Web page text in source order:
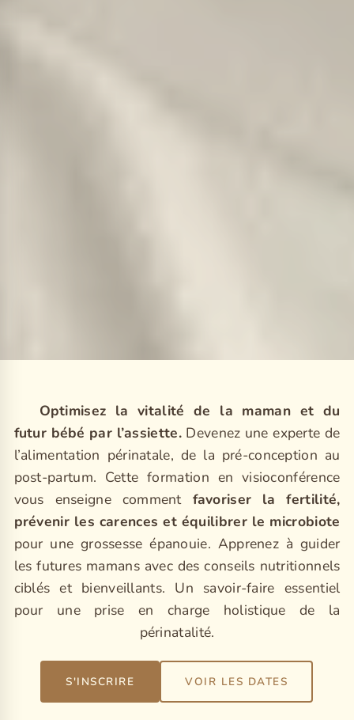
Optimisez la vitalité de la maman et du
futur bébé par l’assiette.Devenez une experte de
l’alimentation périnatale, de la pré-conception au
post-partum. Cette formation en visioconférence
vous enseigne comment favoriser la fertilité,
prévenir les carences et équilibrer le microbiote
pour une grossesse épanouie. Apprenez à guider
les futures mamans avec des conseils nutritionnels
ciblés et bienveillants. Un savoir-faire essentiel
pour une prise en charge holistique de la
périnatalité.
S'INSCRIRE VOIR LES DATES